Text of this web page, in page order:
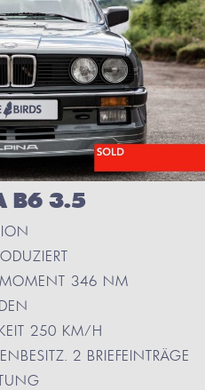
B6 3.5
346 NM
250 KM/H
2 BRIEFEINTRÄGE